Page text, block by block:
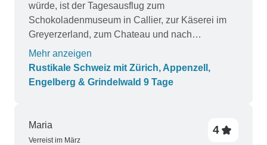
würde, ist der Tagesausflug zum
Schokoladenmuseum in Callier, zur Käserei im
Greyerzerland, zum Chateau und nach
Monteraux am selben Tag. Es war zu viel an
einem Tag und wir fühlten uns gehetzt. Und es
gab eine gute Mischung aus Sightseeing und
Mehr anzeigen
Rustikale Schweiz mit Zürich, Appenzell,
Engelberg & Grindelwald 9 Tage
Maria
Verreist im März
4